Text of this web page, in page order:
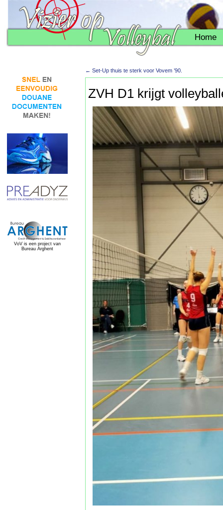
Home
VoV is een project van
Bureau Arghent
← Set-Up thuis te sterk voor Vovem ’90.
ZVH D1 krijgt